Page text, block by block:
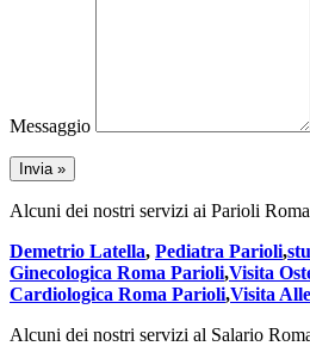
Messaggio
Alcuni dei nostri servizi ai Parioli
Demetrio Latella, Pediatra Parioli,
Ginecologica Roma Parioli,Visita
Cardiologica Roma Parioli,Visita
Alcuni dei nostri servizi al Salario